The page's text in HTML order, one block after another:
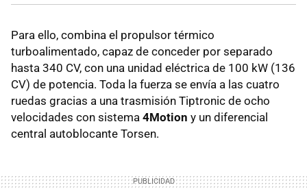
Para ello, combina el propulsor térmico
turboalimentado, capaz de conceder por separado
hasta 340 CV, con una unidad eléctrica de 100 kW (136
CV) de potencia. Toda la fuerza se envía a las cuatro
ruedas gracias a una trasmisión Tiptronic de ocho
velocidades con sistema 4Motion y un diferencial
central autoblocante Torsen.